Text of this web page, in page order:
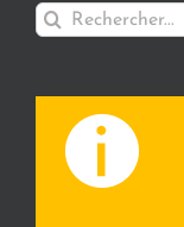
Rechercher: